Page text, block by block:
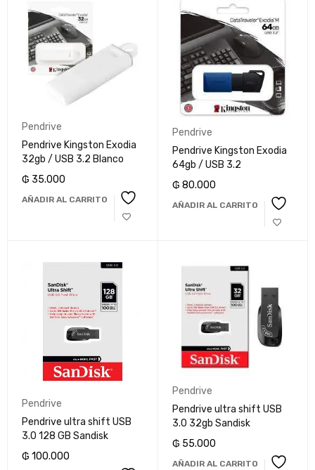
Pendrive
Pendrive Kingston Exodia
32gb / USB 3.2 Blanco
₲ 35.000
AÑADIR AL CARRITO
Pendrive
Pendrive Kingston Exodia
64gb / USB 3.2
₲ 80.000
AÑADIR AL CARRITO
Pendrive
Pendrive ultra shift USB
3.0 128 GB Sandisk
₲ 100.000
Pendrive
Pendrive ultra shift USB
3.0 32gb Sandisk
₲ 55.000
AÑADIR AL CARRITO